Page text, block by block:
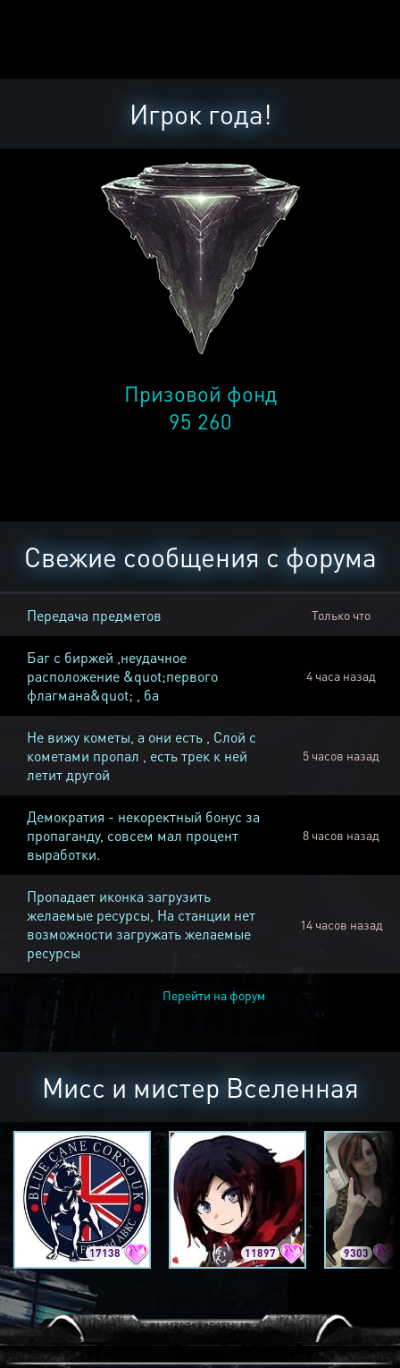
Игрок года!
Призовой фонд
95 260
Свежие сообщения с форума
Передача предметов Только что
Баг с биржей ,неудачное
расположение &quot;первого
флагмана&quot; , ба
4 часа назад
Не вижу кометы, а они есть , Слой с
кометами пропал , есть трек к ней
летит другой
5 часов назад
Демократия - некоректный бонус за
пропаганду, совсем мал процент
выработки.
8 часов назад
Пропадает иконка загрузить
желаемые ресурсы, На станции нет
возможности загружать желаемые
ресурсы
14 часов назад
Перейти на форум
Мисс и мистер Вселенная
17138 11897 9303